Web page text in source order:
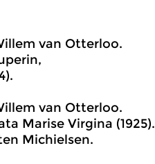
van Otterloo.
van Otterloo.
Marise Virgina (1925).
Michielsen.